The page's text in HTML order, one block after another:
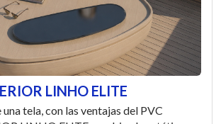
LINHO ELITE
tela, con las ventajas del PVC